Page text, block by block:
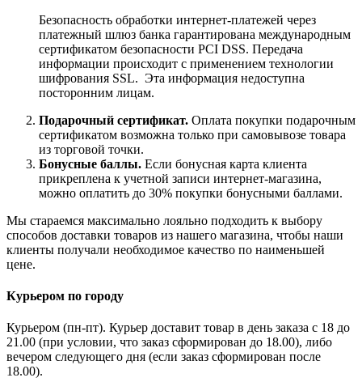
Безопасность обработки интернет-платежей через
платежный шлюз банка гарантирована международным
сертификатом безопасности PCI DSS. Передача
информации происходит с применением технологии
шифрования SSL. Эта информация недоступна
посторонним лицам.
Подарочный сертификат. Оплата покупки подарочным
сертификатом возможна только при самовывозе товара
из торговой точки.
Бонусные баллы. Если бонусная карта клиента
прикреплена к учетной записи интернет-магазина,
можно оплатить до 30% покупки бонусными баллами.
Мы стараемся максимально лояльно подходить к выбору
способов доставки товаров из нашего магазина, чтобы наши
клиенты получали необходимое качество по наименьшей
цене.
Курьером по городу
Курьером (пн-пт). Курьер доставит товар в день заказа с 18 до
21.00 (при условии, что заказ сформирован до 18.00), либо
вечером следующего дня (если заказ сформирован после
18.00).